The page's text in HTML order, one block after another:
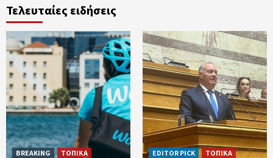
Τελευταίες ειδήσεις
BREAKING ΤΟΠΙΚΑ EDITOR PICK ΤΟΠΙΚΑ